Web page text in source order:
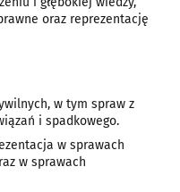
oraz reprezentację
w tym spraw z
i spadkowego.
w sprawach
w sprawach